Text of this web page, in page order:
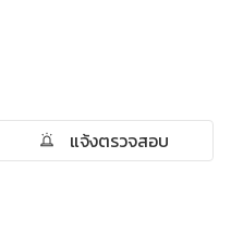
แจ้งตรวจสอบ